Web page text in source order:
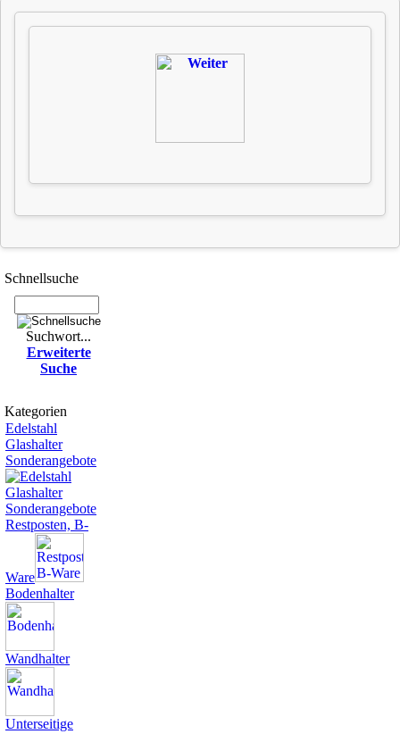
Schnell­suche
Suchwort...
Erwei­terte
Suche
Kate­gorien
Edelstahl
Glashalter
Sonderangebote
Restposten, B-
Ware
Bodenhalter
Wandhalter
Unterseitige